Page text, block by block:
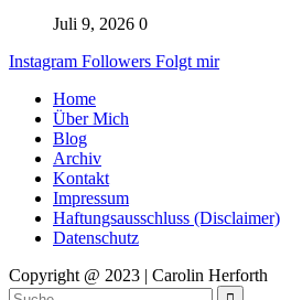
Juli 9, 2026 0
Instagram Followers Folgt mir
Home
Über Mich
Blog
Archiv
Kontakt
Impressum
Haftungsausschluss (Disclaimer)
Datenschutz
Copyright @ 2023 | Carolin Herforth